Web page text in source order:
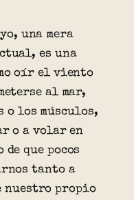
una mera
es una
oír el viento
al mar,
o los músculos,
o a volar en
de que pocos
tanto a
nuestro propio